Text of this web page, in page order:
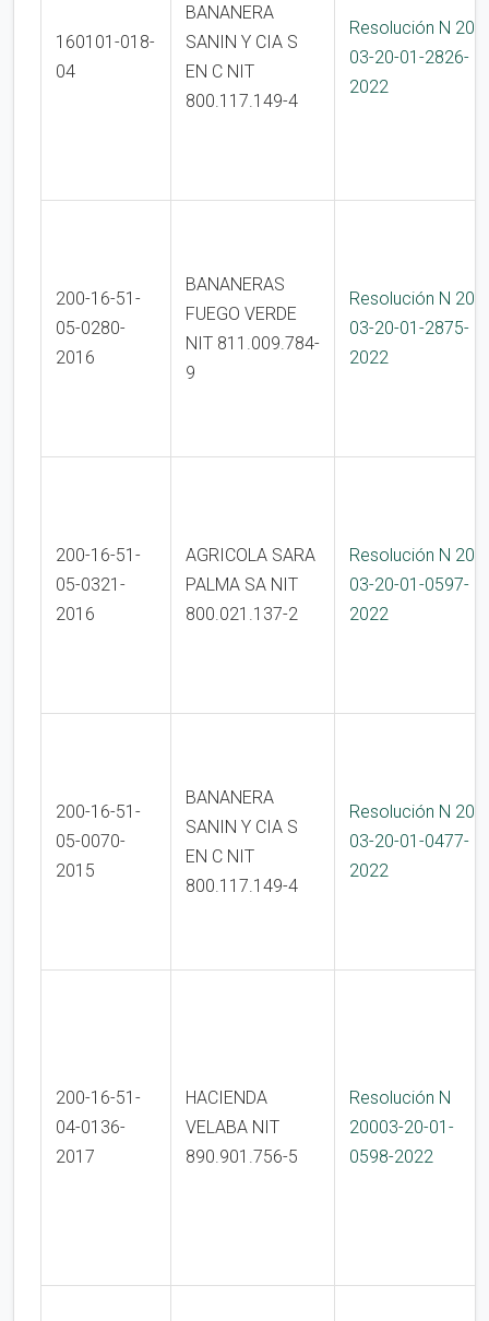
160101-018-
04
BANANERA
SANIN Y CIA S
EN C NIT
800.117.149-4
Resolución N 200-
03-20-01-2826-
2022
200-16-51-
05-0280-
2016
BANANERAS
FUEGO VERDE
NIT 811.009.784-
9
Resolución N 200-
03-20-01-2875-
2022
200-16-51-
05-0321-
2016
AGRICOLA SARA
PALMA SA NIT
800.021.137-2
Resolución N 200-
03-20-01-0597-
2022
200-16-51-
05-0070-
2015
BANANERA
SANIN Y CIA S
EN C NIT
800.117.149-4
Resolución N 200-
03-20-01-0477-
2022
200-16-51-
04-0136-
2017
HACIENDA
VELABA NIT
890.901.756-5
Resolución N
20003-20-01-
0598-2022